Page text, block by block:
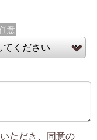
意
ただき、同意の